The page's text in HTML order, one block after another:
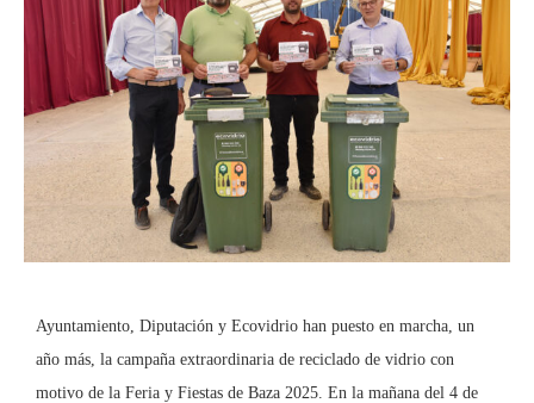
Ayuntamiento, Diputación y Ecovidrio han puesto en marcha, un
año más, la campaña extraordinaria de reciclado de vidrio con
motivo de la Feria y Fiestas de Baza 2025. En la mañana del 4 de